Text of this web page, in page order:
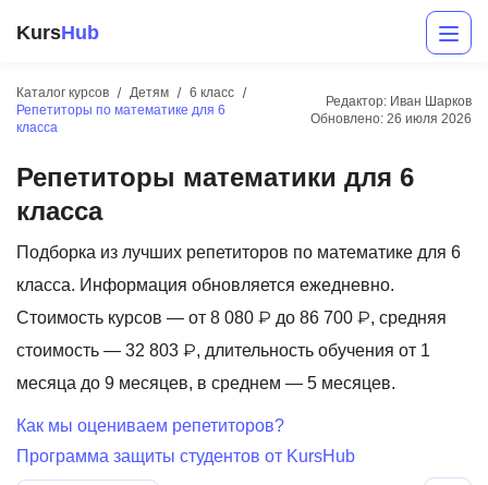
KursHub
Каталог курсов Детям
6 класс
Репетиторы по математике для 6
класса
Редактор: Иван Шарков
Обновлено: 26 июля 2026
Репетиторы математики для 6
класса
Подборка из лучших репетиторов по математике для 6
класса. Информация обновляется ежедневно.
Стоимость курсов — от 8 080 ₽ до 86 700 ₽, средняя
стоимость — 32 803 ₽, длительность обучения от 1
месяца до 9 месяцев, в среднем — 5 месяцев.
Как мы оцениваем репетиторов?
Программа защиты студентов от KursHub
Разработка
Маркетинг
Дизайн
Аналитика